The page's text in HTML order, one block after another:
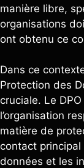
manière libre,
organisations
ont obtenu ce
Dans ce
Protection des
cruciale. Le
l’organisation
matière de
contact
données et les